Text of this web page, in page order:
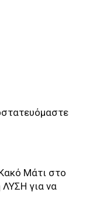
Μάτι στο
για να